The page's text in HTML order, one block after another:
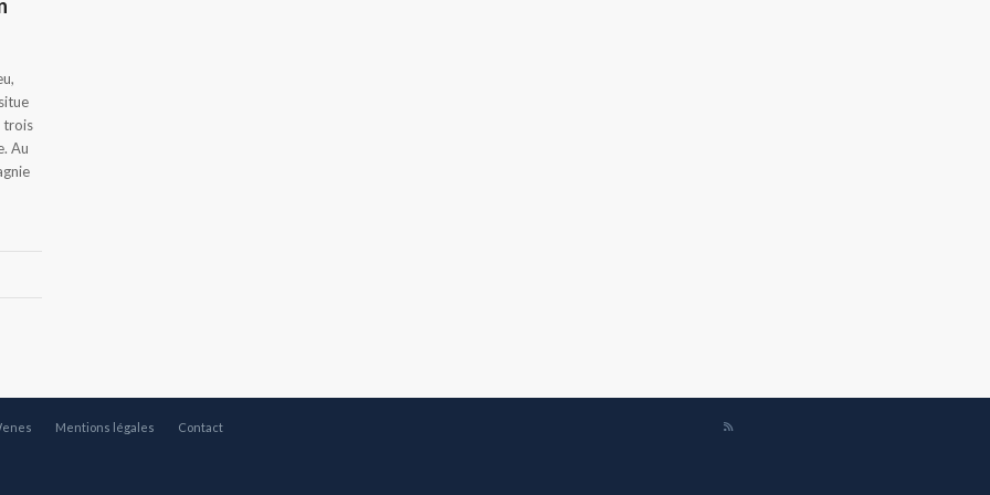
trois
Au
Mentions légales Contact